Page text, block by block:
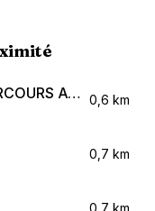
LEUCATE AVENTURES - PARCOURS ACROBATIQUE 0,6 km
0,7 km
0,7 km